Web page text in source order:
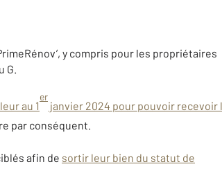
y compris pour les propriétaires
G.
au 1
er
janvier 2024 pour pouvoir recevoir
par conséquent.
afin de sortir leur bien du statut de